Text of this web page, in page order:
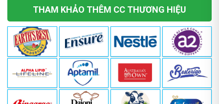
THAM KHẢO THÊM CC THƯƠNG HIỆU